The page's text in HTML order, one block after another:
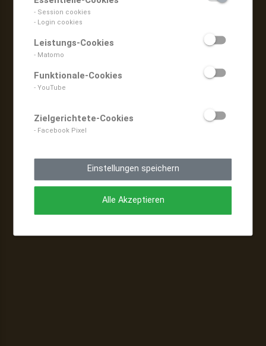
- Session cookies
- Login cookies
Leistungs-Cookies
- Matomo
Funktionale-Cookies
- YouTube
Zielgerichtete-Cookies
- Facebook Pixel
Einstellungen speichern
Alle Akzeptieren